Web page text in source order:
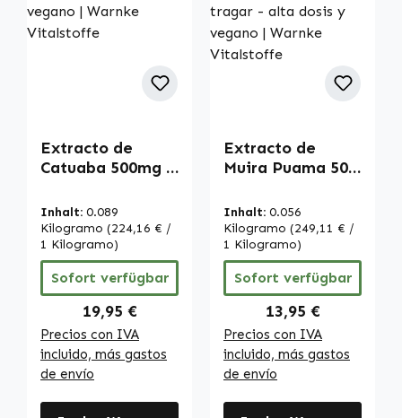
Extracto de
Catuaba 500mg -
alta
concentración y
vegano | Warnke
Vitalstoffe
Inhalt: 0.089
Kilogramo (224,16 € /
1 Kilogramo)
Sofort verfügbar
Regulärer Preis:
19,95 €
Precios con IVA
incluido, más gastos
de envío
Extracto de
Muira Puama 500
fáciles de tragar
- alta dosis y
vegano | Warnke
Vitalstoffe
Inhalt: 0.056
Kilogramo (249,11 € /
1 Kilogramo)
Sofort verfügbar
Regulärer Preis:
13,95 €
Precios con IVA
incluido, más gastos
de envío